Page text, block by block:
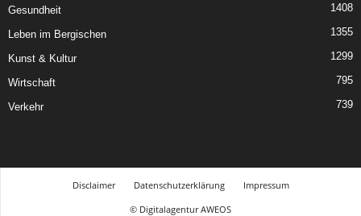
Gesundheit 1408
Leben im Bergischen 1355
Kunst & Kultur 1299
Wirtschaft 795
Verkehr 739
Disclaimer Datenschutzerklärung
Impressum
© Digitalagentur AWEOS